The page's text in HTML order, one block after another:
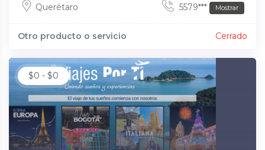
Querétaro 5579*** Mostrar
Otro producto o servicio Cerrado
$0 - $0